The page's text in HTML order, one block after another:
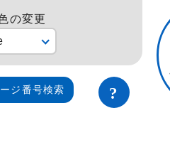
の変更
ジ番号検索